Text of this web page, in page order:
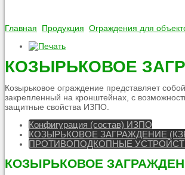
Главная Продукция Ограждения для
КОЗЫРЬКОВОЕ
Козырьковое ограждение представляет
закрепленный на кронштейнах, с
защитные свойства ИЗПО.
Конфигурация (состав) ИЗПО
КОЗЫРЬКОВОЕ ЗАГРАЖДЕНИЕ
ПРОТИВОПОДКОПНЫЕ
КОЗЫРЬКОВОЕ